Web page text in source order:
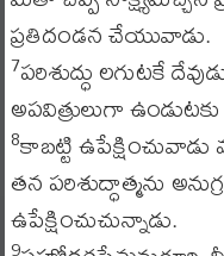
ప్రతిదండన చేయువాడు.
7పరిశుద్ధు లగుటకే
అపవిత్రులుగా
8కాబట్టి ఉపేక్షించువాడు
తన పరిశుద్ధాత్మను
ఉపేక్షించుచున్నాడు.